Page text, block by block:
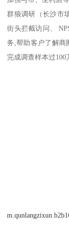
群狼调研（长沙市
街头拦截访问、
务,帮助客户了解商
完成调查样本过100